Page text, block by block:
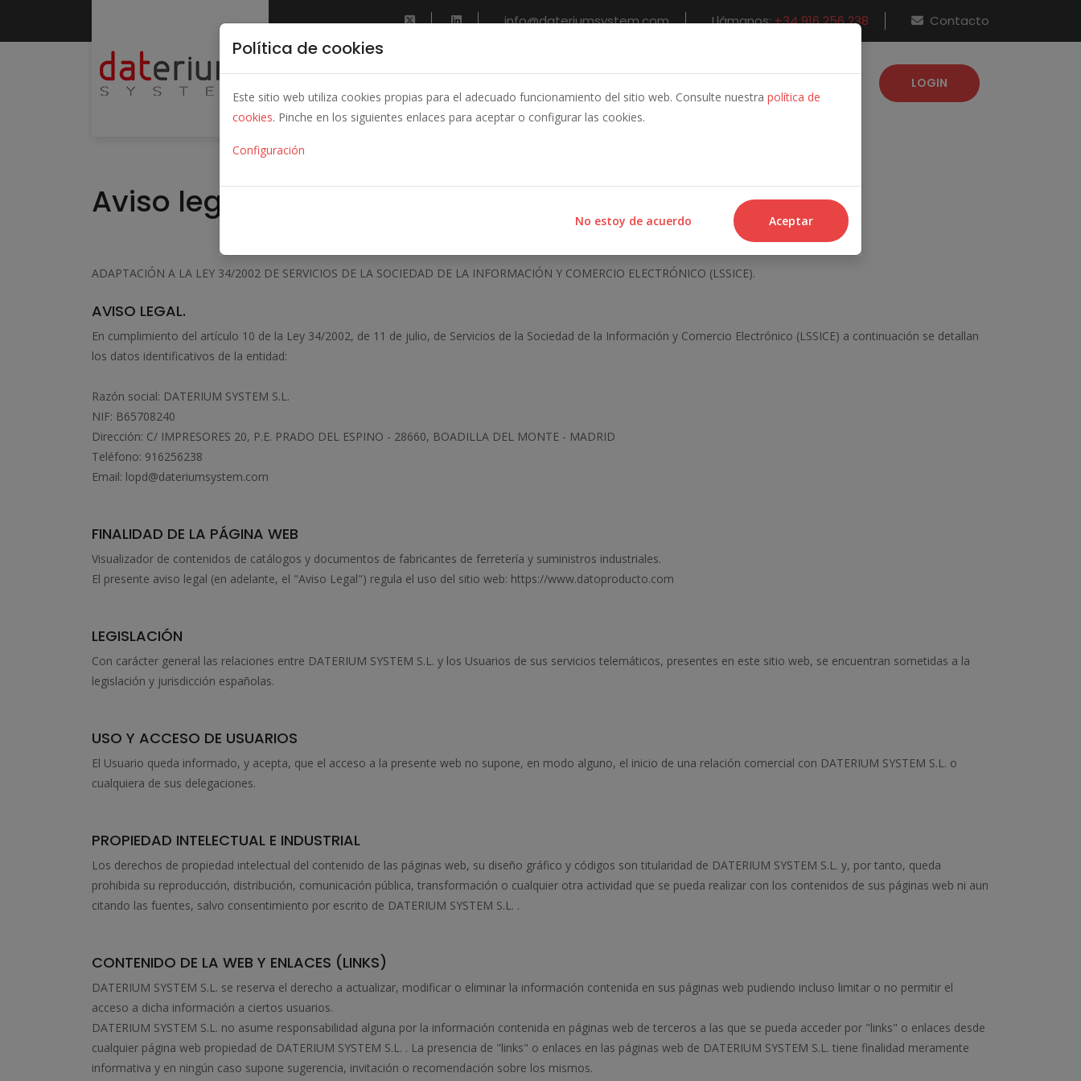
info@dateriumsystem.com Llámanos:+34 916 256 238 Contacto
LOGIN
Aviso legal
ADAPTACIÓN A LA LEY 34/2002 DE SERVICIOS DE LA SOCIEDAD DE LA INFORMACIÓN Y COMERCIO ELECTRÓNICO (LSSICE).
AVISO LEGAL.
En cumplimiento del artículo 10 de la Ley 34/2002, de 11 de julio, de Servicios de la Sociedad de la Información y Comercio Electrónico (LSSICE) a continuación se detallan
los datos identificativos de la entidad:
Razón social: DATERIUM SYSTEM S.L.
NIF: B65708240
Dirección: C/ IMPRESORES 20, P.E. PRADO DEL ESPINO - 28660, BOADILLA DEL MONTE - MADRID
Teléfono: 916256238
Email: lopd@dateriumsystem.com
FINALIDAD DE LA PÁGINA WEB
Visualizador de contenidos de catálogos y documentos de fabricantes de ferretería y suministros industriales.
El presente aviso legal (en adelante, el "Aviso Legal") regula el uso del sitio web: https://www.datoproducto.com
LEGISLACIÓN
Con carácter general las relaciones entre DATERIUM SYSTEM S.L. y los Usuarios de sus servicios telemáticos, presentes en este sitio web, se encuentran sometidas a la
legislación y jurisdicción españolas.
USO Y ACCESO DE USUARIOS
El Usuario queda informado, y acepta, que el acceso a la presente web no supone, en modo alguno, el inicio de una relación comercial con DATERIUM SYSTEM S.L. o
cualquiera de sus delegaciones.
PROPIEDAD INTELECTUAL E INDUSTRIAL
Los derechos de propiedad intelectual del contenido de las páginas web, su diseño gráfico y códigos son titularidad de DATERIUM SYSTEM S.L. y, por tanto, queda
prohibida su reproducción, distribución, comunicación pública, transformación o cualquier otra actividad que se pueda realizar con los contenidos de sus páginas web ni aun
citando las fuentes, salvo consentimiento por escrito de DATERIUM SYSTEM S.L. .
CONTENIDO DE LA WEB Y ENLACES (LINKS)
DATERIUM SYSTEM S.L. se reserva el derecho a actualizar, modificar o eliminar la información contenida en sus páginas web pudiendo incluso limitar o no permitir el
acceso a dicha información a ciertos usuarios.
DATERIUM SYSTEM S.L. no asume responsabilidad alguna por la información contenida en páginas web de terceros a las que se pueda acceder por "links" o enlaces desde
cualquier página web propiedad de DATERIUM SYSTEM S.L. . La presencia de "links" o enlaces en las páginas web de DATERIUM SYSTEM S.L. tiene finalidad meramente
informativa y en ningún caso supone sugerencia, invitación o recomendación sobre los mismos.
Política de cookies
Este sitio web utiliza cookies propias para el adecuado funcionamiento del sitio web. Consulte nuestra política de
cookies. Pinche en los siguientes enlaces para aceptar o configurar las cookies.
Configuración
No estoy de acuerdo Aceptar